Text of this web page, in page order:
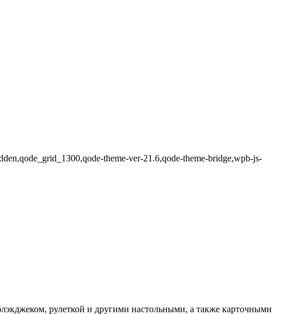
theme-ver-21.6,qode-theme-bridge,wpb-js-
рулеткой и другими настольными, а также карточными